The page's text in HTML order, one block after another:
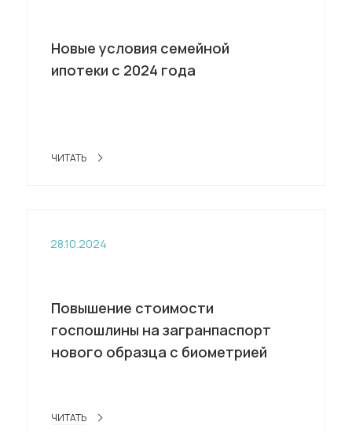
Новые условия семейной
ипотеки с 2024 года
ЧИТАТЬ
28.10.2024
Повышение стоимости
госпошлины на загранпаспорт
нового образца с биометрией
ЧИТАТЬ